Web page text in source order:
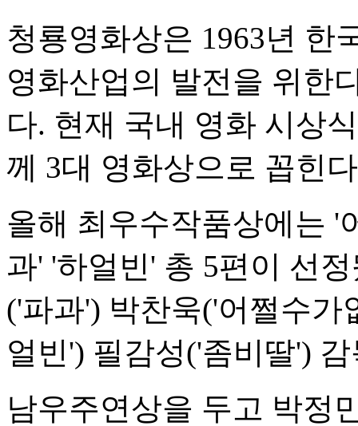
청룡영화상은 1963년 한
영화산업의 발전을 위한
다. 현재 국내 영화 시상
께 3대 영화상으로 꼽힌
올해 최우수작품상에는 '
과' '하얼빈' 총 5편이 선
('파과') 박찬욱('어쩔수가
얼빈') 필감성('좀비딸')
남우주연상을 두고 박정